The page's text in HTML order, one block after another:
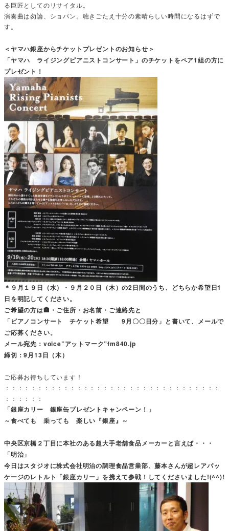
る巨匠としてのリサイタル。
演奏曲は勿論、ショパン。聴きごたえ十分の素晴らしい時間になるはずで
す。
＜ヤマハ銀座からチケットプレゼントのお知らせ＞
「ヤマハ ライジングピアニストコンサート」のチケットをペア1組の方に
プレゼント！
＊９月１９日（水）・９月２０日（木）の2日間のうち、どちらか希望日1
日を明記してください。
ご希望の方は🏣・ご住所・お名前・ご連絡先と
「ピアノコンサート チケット希望 9月〇〇日分」と書いて、メールで
ご応募ください。
メール宛先：voice”アットマーク”fm840.jp
締切：9月13日（木）
ご応募お待ちしています！
：：：：：：：：：：：：：：：：：：：：：：：：：：：：：：：：：
：：：：：：
「銀座カリー 銀座缶プレゼントキャンペーン！」
～食べても 乗っても 楽しい『銀座』～
中央区京橋２丁目に本社のある超大手老舗食品メーカーと言えば・・・
「明治」
今日はスタジオに株式会社明治の調理食品営業部、藤本さんが超レアパッ
ケージのレトルト「銀座カリー」を携えて参戦！してくださいました!(^^)!